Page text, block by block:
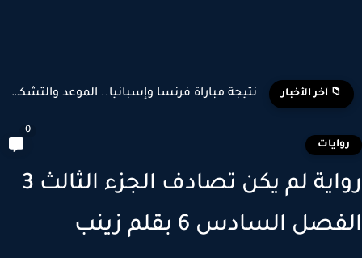
📁 آخر الأخبار تشكيل منتخب إسبانيا وبلجيكا المتوقع في كأس العالم 2026
رواية لم يكن تصادف الجزء الثالث 3
الفصل السادس 6 بقلم زينب